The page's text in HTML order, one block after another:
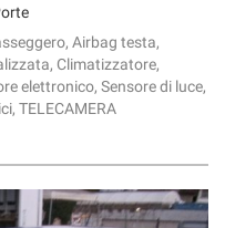
Airbag testa,
Climatizzatore,
elettronico, Sensore di luce,
TELECAMERA